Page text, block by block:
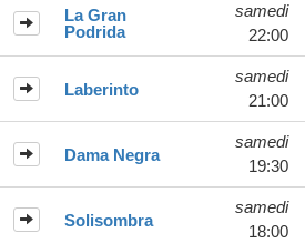
La Gran
Podrida
samedi
22:00
Laberinto
samedi
21:00
Dama Negra
samedi
19:30
Solisombra
samedi
18:00